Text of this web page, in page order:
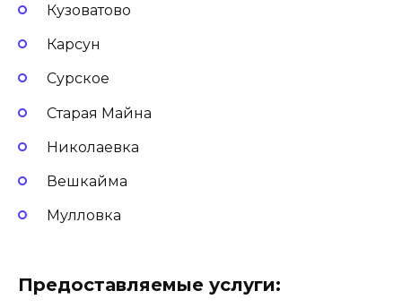
Кузоватово
Карсун
Сурское
Старая Майна
Николаевка
Вешкайма
Мулловка
Предоставляемые услуги: